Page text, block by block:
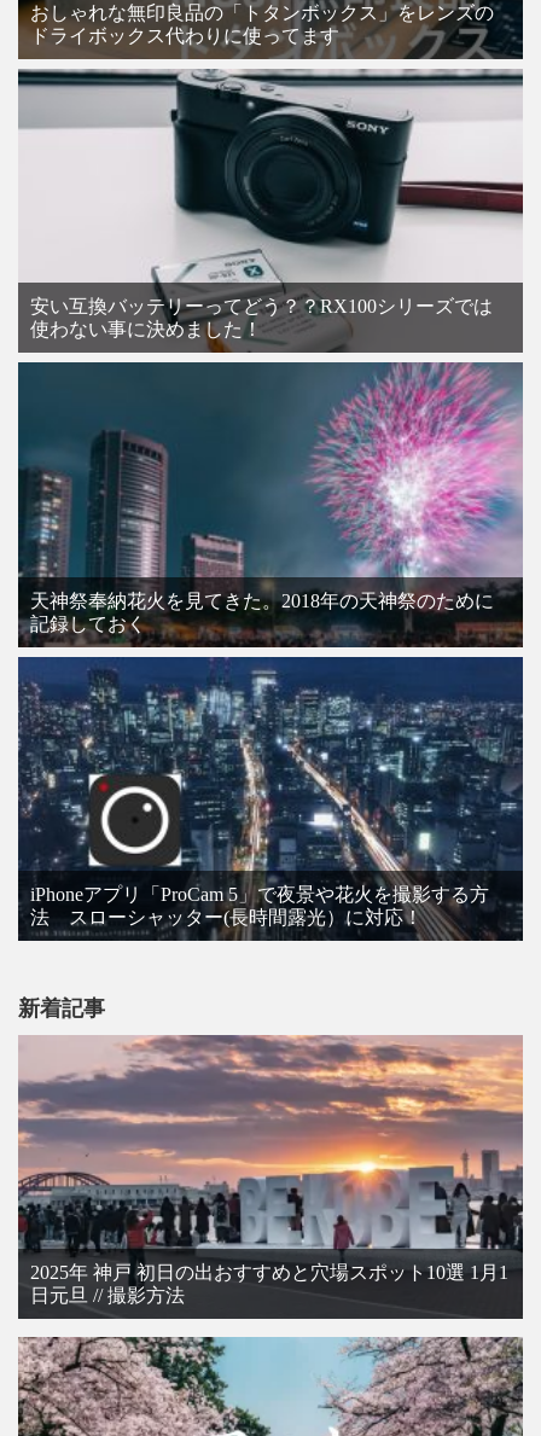
おしゃれな無印良品の「トタンボックス」をレンズの
ドライボックス代わりに使ってます
安い互換バッテリーってどう？？RX100シリーズでは
使わない事に決めました！
天神祭奉納花火を見てきた。2018年の天神祭のために
記録しておく
iPhoneアプリ「ProCam 5」で夜景や花火を撮影する方
法 スローシャッター(長時間露光）に対応！
新着記事
2025年 神戸 初日の出おすすめと穴場スポット10選 1月1
日元旦 // 撮影方法